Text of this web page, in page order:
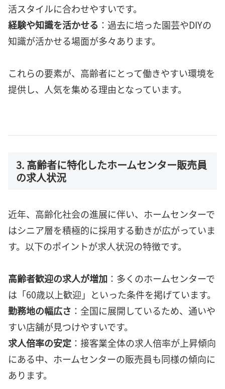
活スタイルに合わせやすいです。
経験や知識を活かせる ：過去に培った園芸やDIYの
知識が活かせる場面が多々あります。
これらの要素が、高齢者にとって働きやすい環境を
提供し、人気を集める理由となっています。
3. 高齢者に特化したホームセンター販売員
の求人状況
近年、高齢化社会の進展に伴い、ホームセンターで
はシニア層を積極的に採用する動きが広がっていま
す。以下のポイントが求人状況の特徴です。
高齢者歓迎の求人が増加 ：多くのホームセンターで
は「60歳以上歓迎」といった条件を掲げています。
勤務地の幅広さ ：全国に展開しているため、通いや
すい店舗が見つけやすいです。
求人倍率の安定 ：接客業全体の求人倍率が上昇傾向
にある中、ホームセンターの販売員も同様の傾向に
あります。